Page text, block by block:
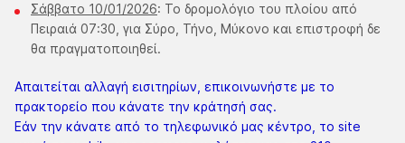
Σάββατο 10/01/2026: Το δρομολόγιο του πλοίου από
Πειραιά 07:30, για Σύρο, Τήνο, Μύκονο και επιστροφή δε
θα πραγματοποιηθεί.
Απαιτείται αλλαγή εισιτηρίων, επικοινωνήστε με το
πρακτορείο που κάνατε την κράτησή σας.
Εάν την κάνατε από το τηλεφωνικό μας κέντρο, το site